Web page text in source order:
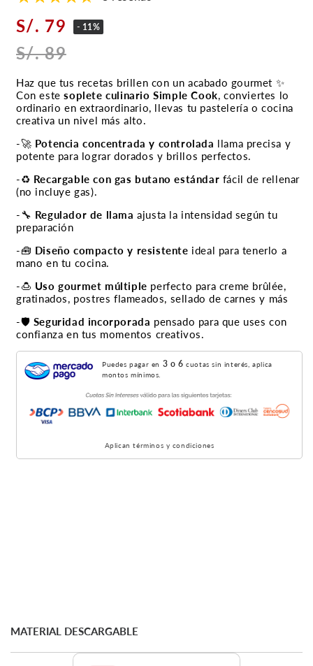
S/. 79 - 11%
S/. 89
Haz que tus recetas brillen con un acabado gourmet ✨
Con estesoplete culinario Simple Cook, conviertes lo
ordinario en extraordinario, llevas tu pastelería o cocina
creativa un nivel más alto.
-🚀 Potencia concentrada y controlada llama precisa y
potente para lograr dorados y brillos perfectos.
-♻️ Recargable con gas butano estándar fácil de rellenar
(no incluye gas).
-🔧 Regulador de llama ajusta la intensidad según tu
preparación
-🧰 Diseño compacto y resistente ideal para tenerlo a
mano en tu cocina.
-🍮 Uso gourmet múltiple perfecto para creme brûlée,
gratinados, postres flameados, sellado de carnes y más
-🛡️ Seguridad incorporada pensado para que uses con
confianza en tus momentos creativos.
Puedes pagar en 3 o 6 cuotas sin interés, aplica
montos mínimos.
Aplican términos y condiciones
MATERIAL DESCARGABLE